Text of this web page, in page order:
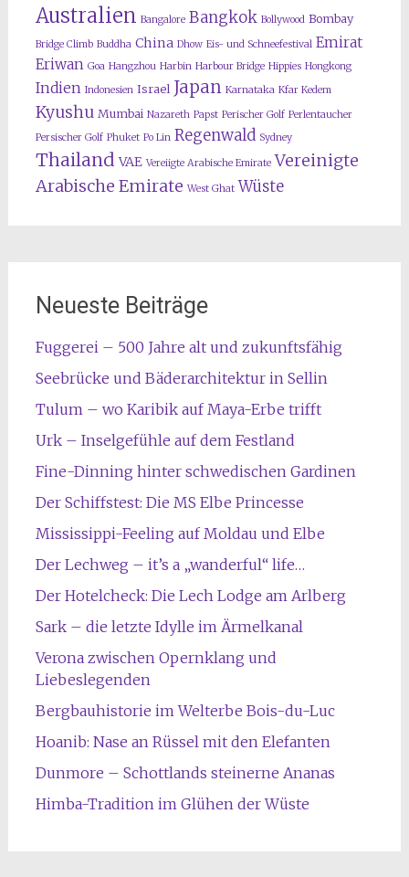
Australien Bangalore Bangkok Bollywood Bombay
Bridge Climb Buddha China Dhow Eis- und Schneefestival Emirat
Eriwan Goa Hangzhou Harbin Harbour Bridge Hippies Hongkong
Indien Indonesien Israel Japan Karnataka Kfar Kedem
Kyushu Mumbai Nazareth Papst Perischer Golf Perlentaucher
Persischer Golf Phuket Po Lin Regenwald Sydney
Thailand VAE Vereiigte Arabische Emirate Vereinigte
Arabische Emirate West Ghat Wüste
Neueste Beiträge
Fuggerei – 500 Jahre alt und zukunftsfähig
Seebrücke und Bäderarchitektur in Sellin
Tulum – wo Karibik auf Maya-Erbe trifft
Urk – Inselgefühle auf dem Festland
Fine-Dinning hinter schwedischen Gardinen
Der Schiffstest: Die MS Elbe Princesse
Mississippi-Feeling auf Moldau und Elbe
Der Lechweg – it’s a „wanderful“ life…
Der Hotelcheck: Die Lech Lodge am Arlberg
Sark – die letzte Idylle im Ärmelkanal
Verona zwischen Opernklang und
Liebeslegenden
Bergbauhistorie im Welterbe Bois-du-Luc
Hoanib: Nase an Rüssel mit den Elefanten
Dunmore – Schottlands steinerne Ananas
Himba-Tradition im Glühen der Wüste